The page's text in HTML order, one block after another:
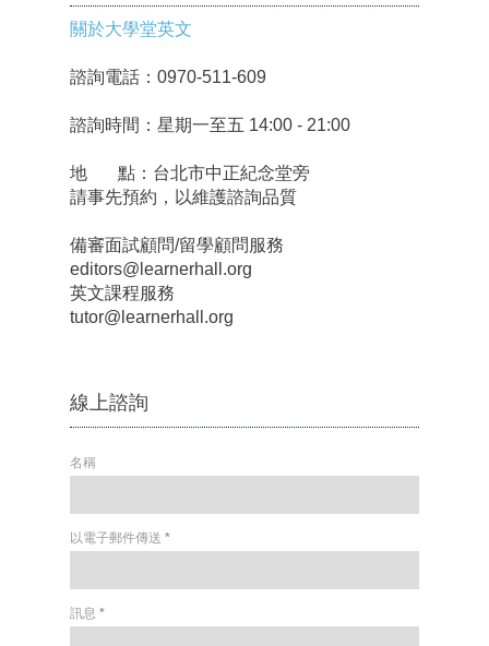
關於大學堂英文
諮詢電話：0970-511-609
諮詢時間：星期一至五 14:00 - 21:00
地 點：台北市中正紀念堂旁
請事先預約，以維護諮詢品質
備審面試顧問/留學顧問服務
editors@learnerhall.org
英文課程服務
tutor@learnerhall.org
線上諮詢
名稱
以電子郵件傳送 *
訊息 *